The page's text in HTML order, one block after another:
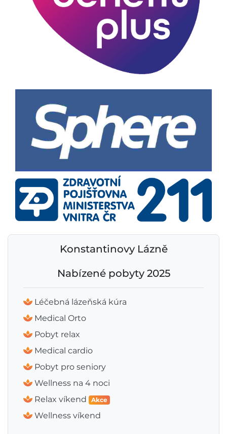
Konstantinovy Lázně
Nabízené pobyty 2025
Léčebná lázeňská kúra
Medical Orto
Pobyt relax
Medical cardio
Pobyt pro seniory
Wellness na 4 noci
Relax víkend
Akce
Wellness víkend